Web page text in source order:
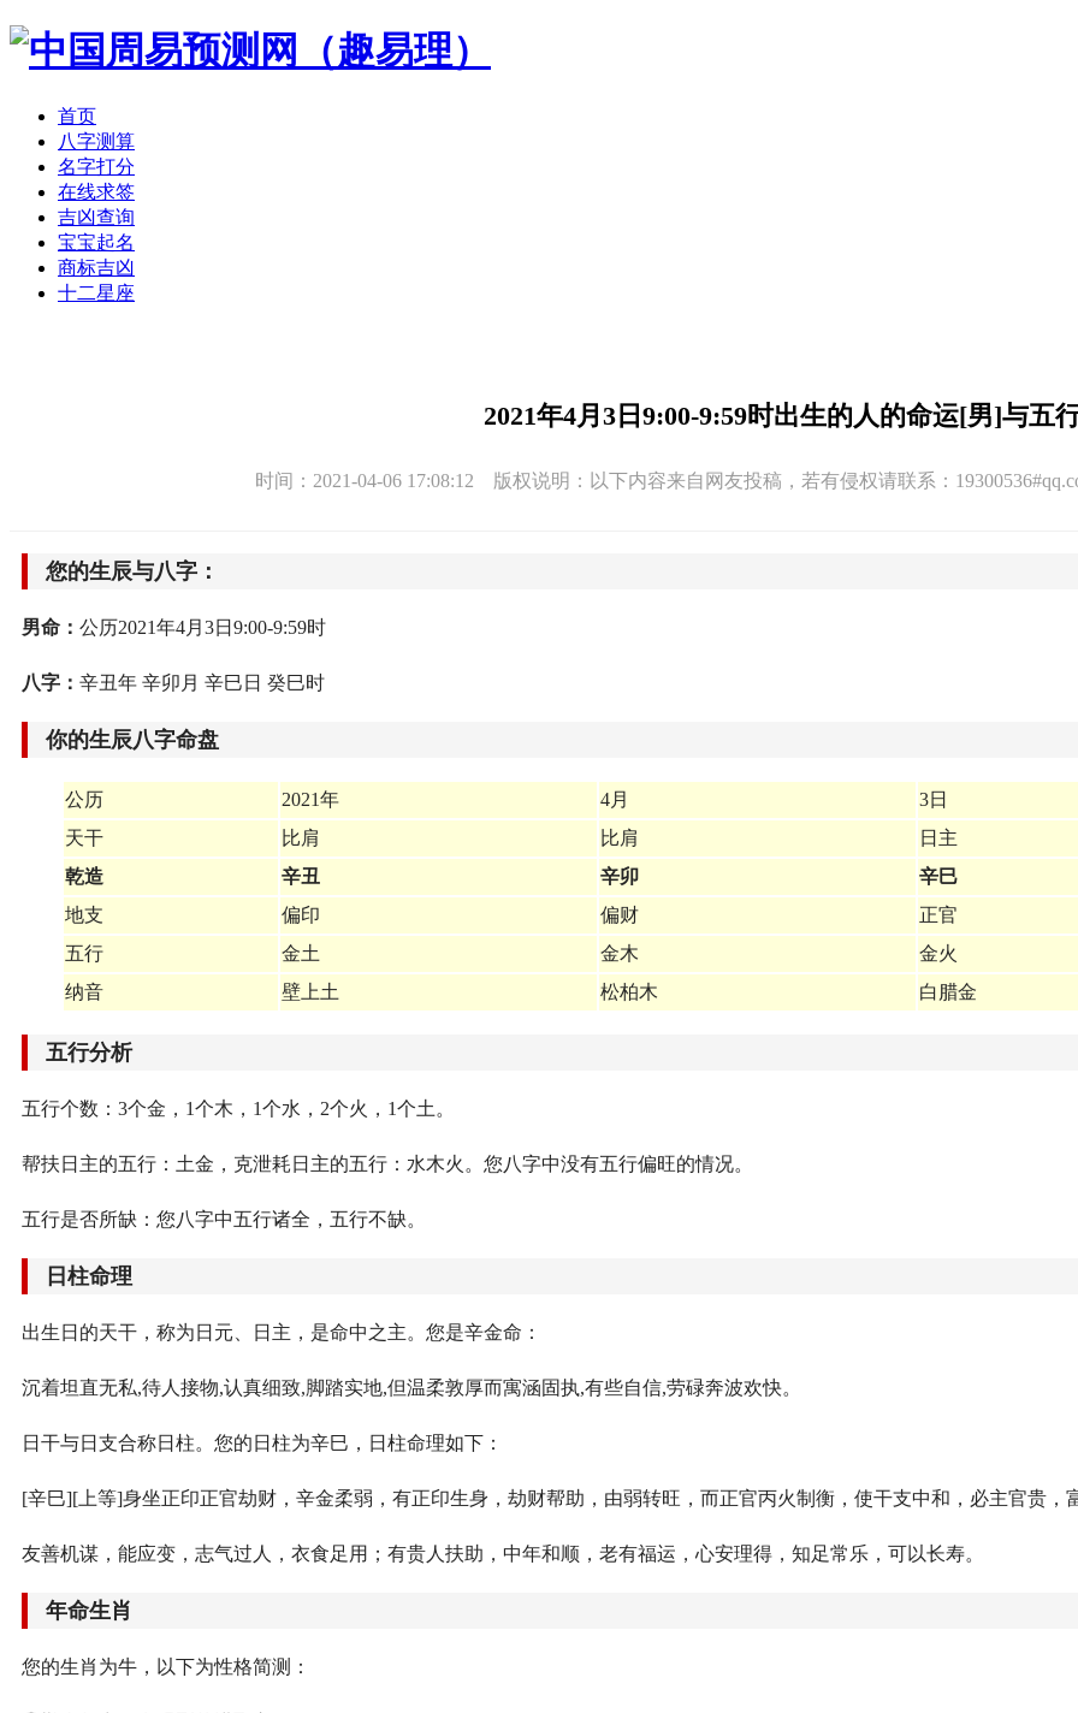
首页
八字测算
名字打分
在线求签
吉凶查询
宝宝起名
商标吉凶
十二星座
2021年4月3日9:00-9:59时出生的人的命运[男]与五
时间：2021-04-06 17:08:12 版权说明：以下内容来自网友投稿，若有侵权请联系：
您的生辰与八字：
男命： 公历2021年4月3日9:00-9:59时
八字： 辛丑年 辛卯月 辛巳日 癸巳时
你的生辰八字命盘
公历 2021年 4月 3日
天干
比肩 比肩 日主
乾造
辛丑 辛卯 辛巳
地支
偏印 偏财 正官
五行
金土 金木 金火
纳音
壁上土 松柏木 白腊金
五行分析
五行个数：3个金，1个木，1个水，2个火，1个土。
帮扶日主的五行：土金，克泄耗日主的五行：水木火。您八字中没有五行偏旺的情况。
五行是否所缺：您八字中五行诸全，五行不缺。
日柱命理
出生日的天干，称为日元、日主，是命中之主。您是辛金命：
沉着坦直无私,待人接物,认真细致,脚踏实地,但温柔敦厚而寓涵固执,有些自信,劳碌奔波欢快。
日干与日支合称日柱。您的日柱为辛巳，日柱命理如下：
[辛巳][上等]身坐正印正官劫财，辛金柔弱，有正印生身，劫财帮助，由弱转旺，而正官丙火制衡，使干支中和，必主官贵，
友善机谋，能应变，志气过人，衣食足用；有贵人扶助，中年和顺，老有福运，心安理得，知足常乐，可以长寿。
年命生肖
您的生肖为牛，以下为性格简测：